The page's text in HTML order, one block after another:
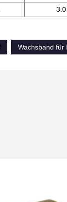
3.0
Wachsband für